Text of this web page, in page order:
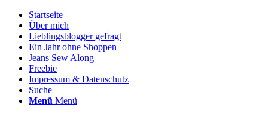
Startseite
Über mich
Lieblingsblogger gefragt
Ein Jahr ohne Shoppen
Jeans Sew Along
Freebie
Impressum & Datenschutz
Suche
Menü Menü